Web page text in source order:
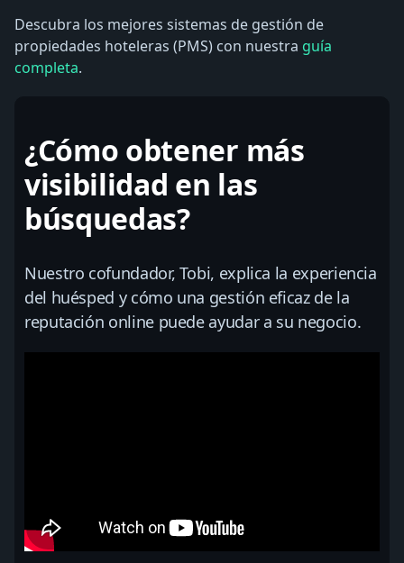
Descubra los mejores sistemas de gestión de
propiedades hoteleras (PMS) con nuestra guía
completa.
¿Cómo obtener más
visibilidad en las
búsquedas?
Nuestro cofundador, Tobi, explica la experiencia
del huésped y cómo una gestión eficaz de la
reputación online puede ayudar a su negocio.